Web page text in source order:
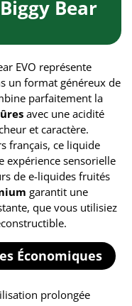
Bear
EVO représente
un format généreux de
parfaitement la
avec une acidité
et caractère.
français, ce liquide
expérience sensorielle
de e-liquides fruités
garantit une
que vous utilisiez
Économiques
prolongée